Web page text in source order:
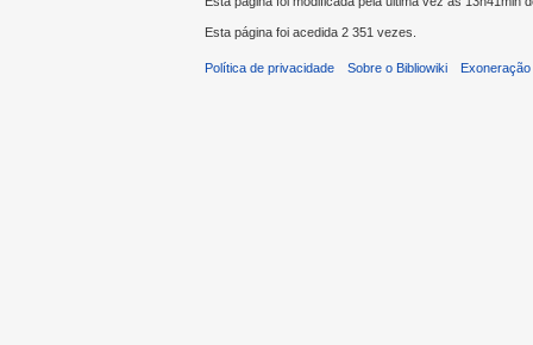
Esta página foi acedida 2 351 vezes.
Política de privacidade Sobre o Bibliowiki